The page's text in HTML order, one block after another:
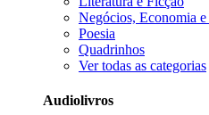
Negócios, Economia
Poesia
Quadrinhos
Ver todas as categorias
Audiolivros